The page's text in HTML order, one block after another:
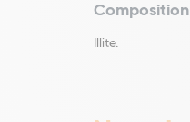
Composition
Illite.